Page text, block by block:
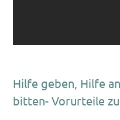
Hilfe geben, Hilfe
bitten- Vorurteile